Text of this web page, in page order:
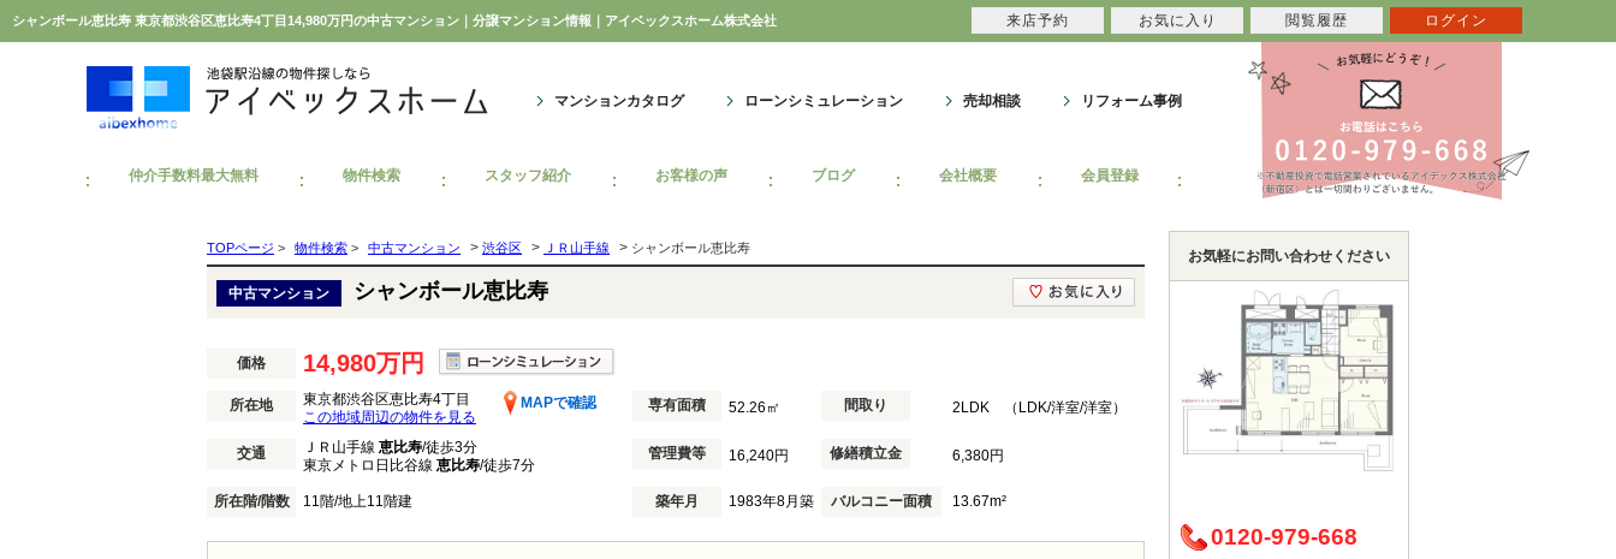
シャンボール恵比寿 東京都渋谷区恵比寿4丁目14,980万円の中古マンション｜分譲マンション情報｜アイベックスホーム株式会社
マンションカタログ ローンシミュレーション 売却相談 リフォーム事例
仲介手数料最大無料 物件検索 スタッフ紹介 お客様の声 ブログ 会社概要 会員登録
TOPページ > 物件検索 > 中古マンション > 渋谷区 > ＪＲ山手線 > シャンボール恵比寿
中古マンション シャンボール恵比寿
価格 14,980万円
所在地 東京都渋谷区恵比寿4丁目
MAPで確認
この地域周辺の物件を見る
専有面積 52.26㎡ 間取り 2LDK （LDK/洋室/洋室）
交通 ＪＲ山手線 恵比寿/徒歩3分
東京メトロ日比谷線 恵比寿/徒歩7分
管理費等 16,240円 修繕積立金 6,380円
所在階/階数 11階/地上11階建 築年月 1983年8月築 バルコニー面積 13.67m²
お気軽にお問い合わせください
0120-979-668
来店予約 お気に入り 閲覧履歴 ログイン